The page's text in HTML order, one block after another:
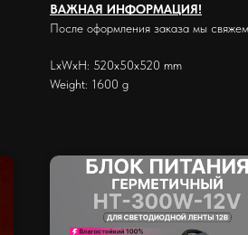
ВАЖНАЯ ИНФОРМАЦИЯ!
После оформления заказа мы
LxWxH: 520x50x520 mm
Weight: 1600 g